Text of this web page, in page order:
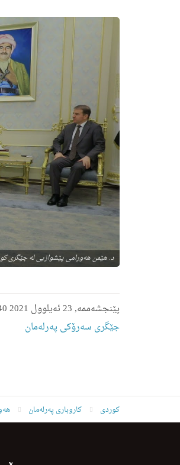
د. هێمن هه‌ورامی پێشوازیی له‌ جێگری
پێنجشەممە, 23 ئەیلوول 2021 15:40
جێگری سەرۆکی پەرلەمان
کوردی کاروباری پەرلەمان